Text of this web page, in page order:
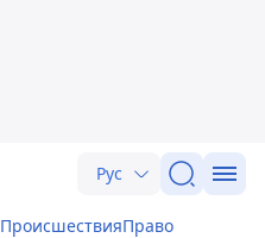
Рус
ПроисшествияПраво